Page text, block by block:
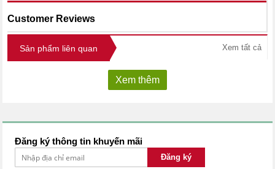
Customer Reviews
Sản phẩm liên quan Xem tất cả
Xem thêm
Đăng ký thông tin khuyến mãi
Đăng ký